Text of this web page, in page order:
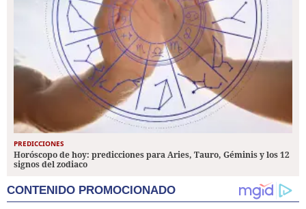
PREDICCIONES
Horóscopo de hoy: predicciones para Aries, Tauro, Géminis y los 12
signos del zodiaco
CONTENIDO PROMOCIONADO